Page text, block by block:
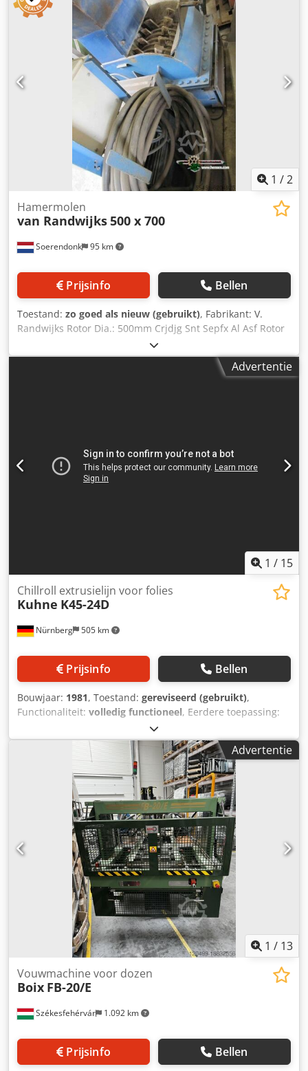
1 /2
Soerendonk 95 km
Hamermolen
van Randwijks500 x 700
Prijsinfo Bellen
Toestand: zo goed als nieuw (gebruikt), Fabrikant: V.
Randwijks Rotor Dia.: 500mm Crjdjg Snt Sepfx Al Asf Rotor
B.: 700mm Aandrijving: 22kW / 1.470 T/min
Advertentie
1 / 15
Nürnberg 505 km
Chillroll extrusielijn voor folies
Kuhne K45-24D
Prijsinfo Bellen
Bouwjaar: 1981, Toestand: gereviseerd (gebruikt),
Functionaliteit: volledig functioneel, Eerdere toepassing:
Productie van TPE-folies tot 6 mm dik. Vele andere
polymeren mogelijk. De fabriek is tot nu toe in bedrijf en
kan op elk moment worden geïnspecteerd in Neurenberg.
De lijn bestaat uit: Kuhne K45-24D éénschroefextruder
Diameter schroef: 48 mm Proceslengte: 24D
Aandrijfvermogen: Verwarmingsvermogen: 6,0 kW
Nettogewicht: 1150 kg Breed spleetmondstuk: Films tot
max. 330 mm breed Kalander Bruto-walsbreedte: 1200 mm
Csdpfou Ttf Nsx Al Ajrf Netto rolbreedte: 1100 mm (max.
filmbreedte) Aftrekinrichting en slagschaar
Advertentie
1 / 13
Székesfehérvár 1.092 km
Vouwmachine voor dozen
Boix FB-20/E
Prijsinfo Bellen